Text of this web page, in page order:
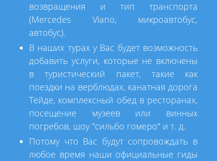
возвращения и тип транспорта
(Mercedes Viano, микроавтобус,
автобус).
В наших турах у Вас будет возможность
добавить услуги, которые не включены
в туристический пакет, такие как
поездки на верблюдах, канатная дорога
Тейде, комплексный обед в ресторанах,
посещение музеев или винных
погребов, шоу "сильбо гомеро" и т. д.
Потому что Вас будут сопровождать в
любое время наши официальные гиды